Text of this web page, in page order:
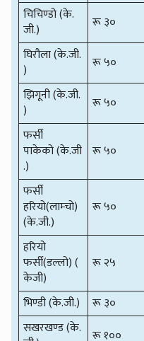
चिचिण्डो (के.
जी.)
रू ३०
घिरौला (के.जी.
)
रू ५०
झिगूनी (के.जी.
)
रू ५०
फर्सी
पाकेको (के.जी
.)
रू ५०
फर्सी
हरियो(लाम्चो)
(के.जी.)
रू ५०
हरियो
फर्सी(डल्लो) (
केजी)
रू २५
भिण्डी (के.जी.) रू ३०
सखरखण्ड (के.
रू १००